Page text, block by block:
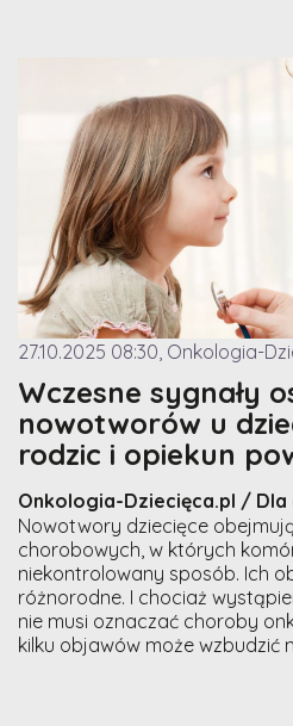
27.10.2025 08:30, Onkologia-
Wczesne sygnały
nowotworów u
rodzic i opiekun
Onkologia-Dziecięca.pl / Dla
Nowotwory dziecięce
chorobowych, w których
niekontrolowany sposób. Ich
różnorodne. I chociaż
nie musi oznaczać choroby
kilku objawów może wzbudzić